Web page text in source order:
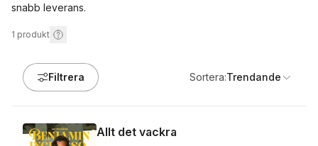
snabb leverans.
1 produkt
Filtrera Sortera:Trendande
Allt det vackra